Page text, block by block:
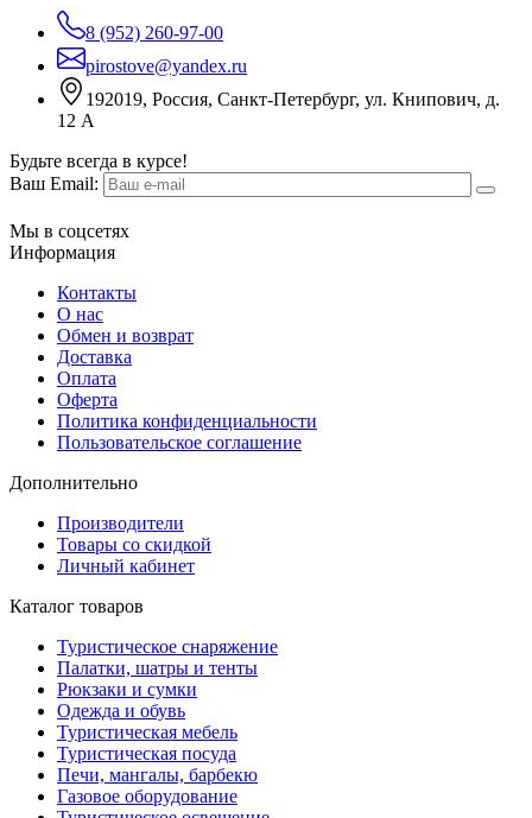
8 (952) 260-97-00
pirostove@yandex.ru
192019, Россия, Санкт-Петербург, ул. Книпович, д.
12 А
Будьте всегда в курсе!
Ваш Email:
Мы в соцсетях
Информация
Контакты
О нас
Обмен и возврат
Доставка
Оплата
Оферта
Политика конфиденциальности
Пользовательское соглашение
Дополнительно
Производители
Товары со скидкой
Личный кабинет
Каталог товаров
Туристическое снаряжение
Палатки, шатры и тенты
Рюкзаки и сумки
Одежда и обувь
Туристическая мебель
Туристическая посуда
Печи, мангалы, барбекю
Газовое оборудование